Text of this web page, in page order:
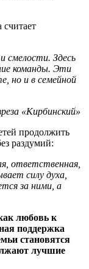
смелости. Здесь
команды. Эти
но и в семейной
продолжить
раздумий:
ответственная,
силу духа,
за ними, а
любовь к
поддержка
становятся
лучшие